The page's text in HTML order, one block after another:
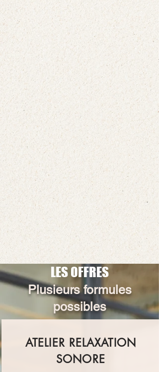
LES OFFRES
Plusieurs formules
possibles
ATELIER RELAXATION
SONORE